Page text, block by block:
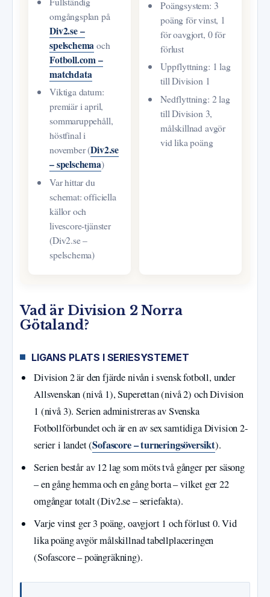
omgångsplan på
Div2.se –
spelschemaoch
Fotboll.com –
matchdata
Viktiga datum:
premiär i april,
sommaruppehåll,
höstfinal i
november (Div2.se
– spelschema)
Var hittar du
schemat: officiella
källor och
livescore-tjänster
(Div2.se –
spelschema)
Poängsystem: 3
poäng för vinst, 1
för oavgjort, 0 för
förlust
Uppflyttning: 1 lag
till Division 1
Nedflyttning: 2 lag
till Division 3,
målskillnad avgör
vid lika poäng
Vad är Division 2 Norra
Götaland?
LIGANS PLATS I SERIESYSTEMET
Division 2 är den fjärde nivån i svensk fotboll, under
Allsvenskan (nivå 1), Superettan (nivå 2) och Division
1 (nivå 3). Serien administreras av Svenska
Fotbollförbundet och är en av sex samtidiga Division 2-
serier i landet (Sofascore – turneringsöversikt).
Serien består av 12 lag som möts två gånger per säsong
– en gång hemma och en gång borta – vilket ger 22
omgångar totalt (Div2.se – seriefakta).
Varje vinst ger 3 poäng, oavgjort 1 och förlust 0. Vid
lika poäng avgör målskillnad tabellplaceringen
(Sofascore – poängräkning).